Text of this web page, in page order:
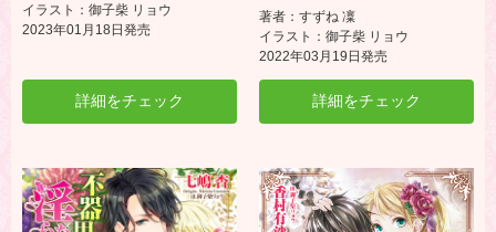
イラスト：御子柴 リョウ
2023年01月18日発売
詳細をチェック
著者：すずね 凜
イラスト：御子柴 リョウ
2022年03月19日発売
詳細をチェック